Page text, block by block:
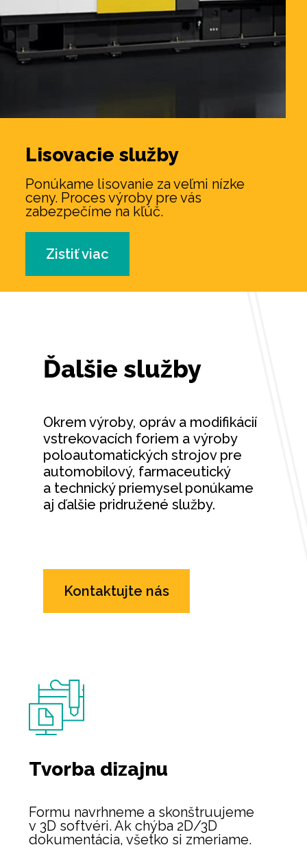
Lisovacieslužby
Ponúkame lisovanie za veľmi nízke
ceny. Proces výroby pre vás
zabezpečíme na kľúč.
Zistiť viac
Tvorba dizajnu
Formu navrhneme a skonštruujeme
v 3D softvéri. Ak chýba 2D/3D
dokumentácia, všetko si zmeriame.
Ďalšie služby
Okrem výroby, opráv a modifikácií
vstrekovacích foriem a výroby
poloautomatických strojov pre
automobilový, farmaceutický
a technický priemysel ponúkame
aj ďalšie pridružené služby.
Kontaktujte nás